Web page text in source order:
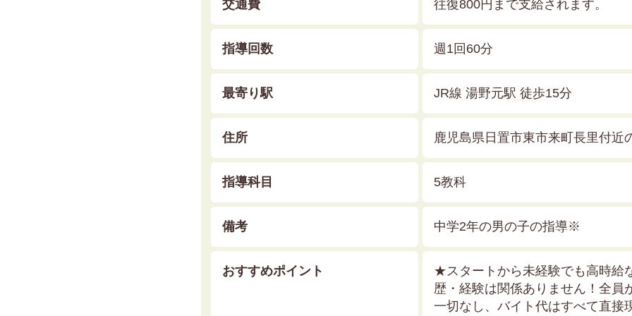
交通費 往復800円まで支給されます。
指導回数 週1回60分
最寄り駅 JR線 湯野元駅 徒歩15分
住所 鹿児島県日置市東市来町長里付近
指導科目 5教科
備考 中学2年の男の子の指導※
おすすめポイント
★スタートから未経験でも高時給
歴・経験は関係ありません！全員
一切なし、バイト代はすべて直接